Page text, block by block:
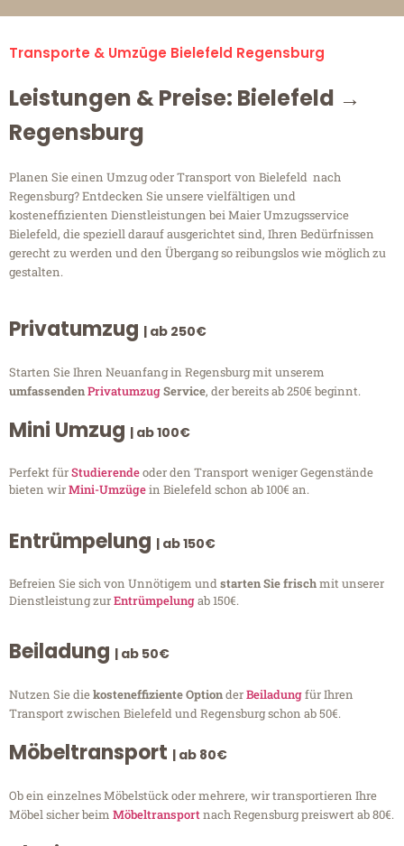
Transporte & Umzüge Bielefeld Regensburg
Leistungen & Preise: Bielefeld →
Regensburg
Planen Sie einen Umzug oder Transport von Bielefeld nach
Regensburg? Entdecken Sie unsere vielfältigen und
kosteneffizienten Dienstleistungen bei Maier Umzugsservice
Bielefeld, die speziell darauf ausgerichtet sind, Ihren Bedürfnissen
gerecht zu werden und den Übergang so reibungslos wie möglich zu
gestalten.
Privatumzug | ab 250€
Starten Sie Ihren Neuanfang in Regensburg mit unserem
umfassendenPrivatumzugService, der bereits ab 250€ beginnt.
Mini Umzug | ab 100€
Perfekt fürStudierendeoder den Transport weniger Gegenstände
bieten wirMini-Umzügein Bielefeld schon ab 100€ an.
Entrümpelung | ab 150€
Befreien Sie sich von Unnötigem undstarten Sie frischmit unserer
Dienstleistung zurEntrümpelungab 150€.
Beiladung | ab 50€
Nutzen Sie diekosteneffiziente OptionderBeiladungfür Ihren
Transport zwischen Bielefeld und Regensburg schon ab 50€.
Möbeltransport | ab 80€
Ob ein einzelnes Möbelstück oder mehrere, wir transportieren Ihre
Möbel sicher beim Möbeltransportnach Regensburg preiswert ab 80€.